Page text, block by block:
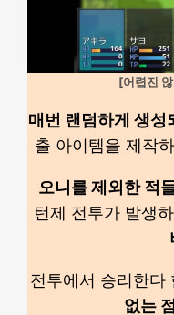
[어렵진
매번 랜덤하게 생성
출 아이템을 제작
오니를 제외한 적
턴제 전투가 발생
전투에서 승리한다
없는 점